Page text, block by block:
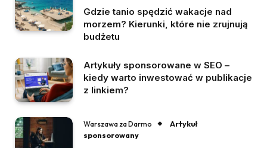
Gdzie tanio spędzić wakacje nad
morzem? Kierunki, które nie zrujnują
budżetu
Artykuły sponsorowane w SEO –
kiedy warto inwestować w publikacje
z linkiem?
Warszawa za Darmo
Artykuł
sponsorowany